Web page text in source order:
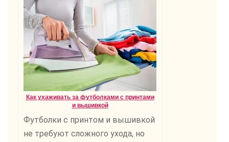
Как ухаживать за футболками с принтами
и вышивкой
Футболки с принтом и вышивкой
не требуют сложного ухода, но